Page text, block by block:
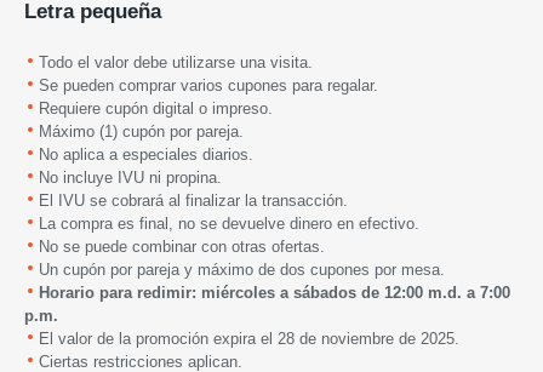
Letra pequeña
Todo el valor debe utilizarse una visita.
Se pueden comprar varios cupones para regalar.
Requiere cupón digital o impreso.
Máximo (1) cupón por pareja.
No aplica a especiales diarios.
No incluye IVU ni propina.
El IVU se cobrará al finalizar la transacción.
La compra es final, no se devuelve dinero en efectivo.
No se puede combinar con otras ofertas.
Un cupón por pareja y máximo de dos cupones por mesa.
Horario para redimir: miércoles a sábados de 12:00 m.d. a 7:00
p.m.
El valor de la promoción expira el 28 de noviembre de 2025.
Ciertas restricciones aplican.